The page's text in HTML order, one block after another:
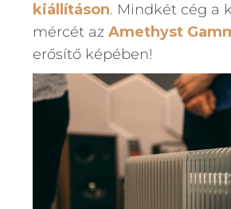
kiállításon. Mindkét cég a
mércét az Amethyst
erősítő képében!